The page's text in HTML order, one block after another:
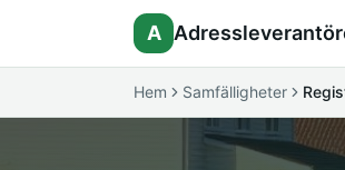
A
Hem Samfälligheter